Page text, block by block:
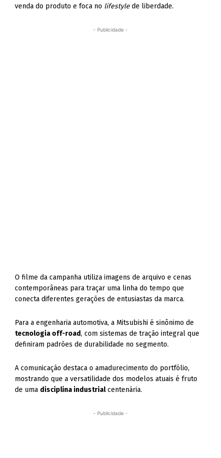
venda do produto e foca no lifestyle de liberdade.
- Publicidade -
O filme da campanha utiliza imagens de arquivo e cenas
contemporâneas para traçar uma linha do tempo que
conecta diferentes gerações de entusiastas da marca.
Para a engenharia automotiva, a Mitsubishi é sinônimo de
tecnologia off-road, com sistemas de tração integral que
definiram padrões de durabilidade no segmento.
A comunicação destaca o amadurecimento do portfólio,
mostrando que a versatilidade dos modelos atuais é fruto
de uma disciplina industrialcentenária.
- Publicidade -